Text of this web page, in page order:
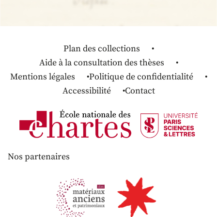
Plan des collections
Aide à la consultation des thèses
Mentions légales
Politique de confidentialité
Accessibilité
Contact
Nos partenaires